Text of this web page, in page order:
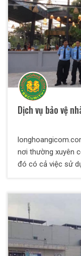
Dịch vụ bảo vệ
nơi thường xuyên
đó có cả việc sử
phá hoại tài sản
cần có sự hiện